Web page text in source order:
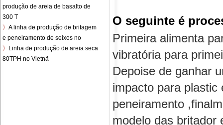
produção de areia de basalto de
300 T
》 A linha de produção de britagem
e peneiramento de seixos no
》
Linha de produção de areia seca
80TPH no Vietnã
O seguinte é
Primeira alimenta
vibratória para
Depoise de ganhar
impacto para plastic
peneiramento
modelo das britador